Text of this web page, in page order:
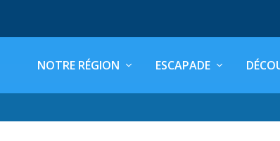
NOTRE RÉGION ESCAPADE